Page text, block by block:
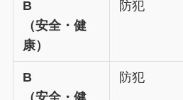
B
（安全・健
康）
防犯
B
（安全・健
防犯